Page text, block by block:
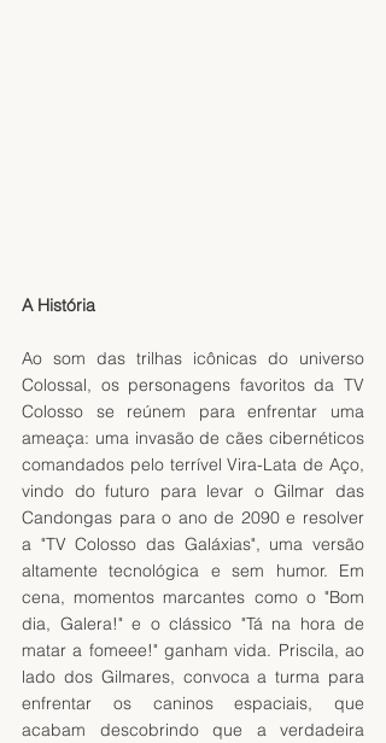
A História
Ao som das trilhas icônicas do universo
Colossal, os personagens favoritos da TV
Colosso se reúnem para enfrentar uma
ameaça: uma invasão de cães cibernéticos
comandados pelo terrível Vira-Lata de Aço,
vindo do futuro para levar o Gilmar das
Candongas para o ano de 2090 e resolver
a "TV Colosso das Galáxias", uma versão
altamente tecnológica e sem humor. Em
cena, momentos marcantes como o "Bom
dia, Galera!" e o clássico "Tá na hora de
matar a fomeee!" ganham vida. Priscila, ao
lado dos Gilmares, convoca a turma para
enfrentar os caninos espaciais, que
acabam descobrindo que a verdadeira